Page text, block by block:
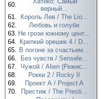
60.
верный...
61.
Король Лев / The Lio...
62.
Любовь и голуби
63. Не грози южному цент...
64. Крепкий орешек 4 / D...
65. В погоне за счастьем...
66.
Без чувств / Sensele...
67.
Чужой / Alien (Режис...
68.
Рокки 2 / Rocky II
69.
Проект А / Project A
70.
Престиж / The Presti...